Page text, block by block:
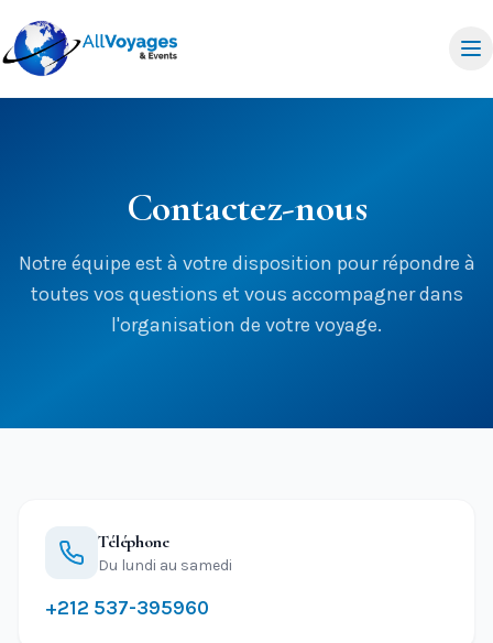
Contactez-nous
Notre équipe est à votre disposition pour répondre à
toutes vos questions et vous accompagner dans
l'organisation de votre voyage.
Téléphone
Du lundi au samedi
+212 537-395960